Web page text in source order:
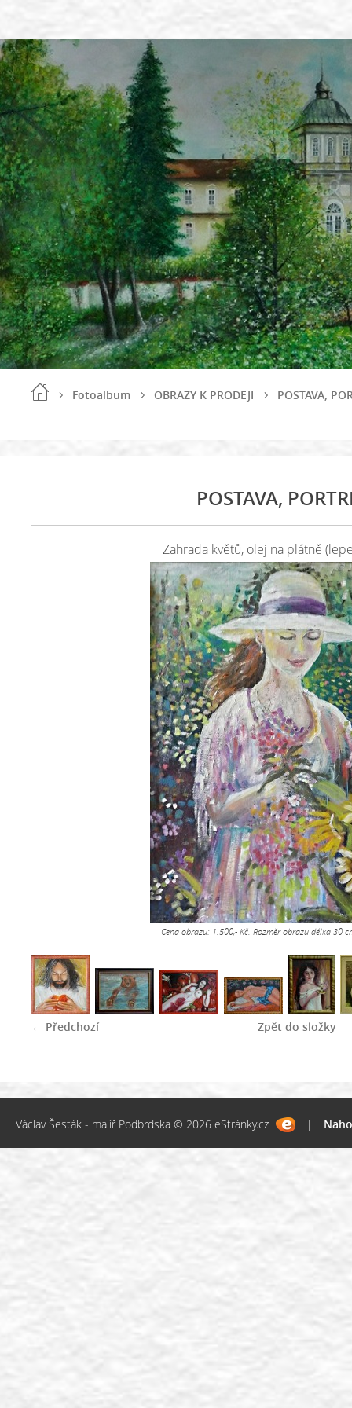
Fotoalbum OBRAZY K PRODEJI POSTAVA,
POSTAVA,
Zahrada květů, olej na plátně
Cena obrazu: 1.500,- Kč. Rozměr obrazu délka 30
← Předchozí Zpět do složky
Václav Šesták - malíř Podbrdska © 2026 eStránky.cz |